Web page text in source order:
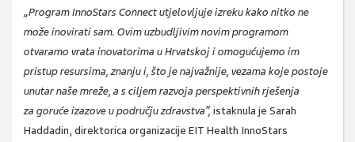
„Program InnoStars Connect utjelovljuje izreku kako nitko ne
može inovirati sam. Ovim uzbudljivim novim programom
otvaramo vrata inovatorima u Hrvatskoj i omogućujemo im
pristup resursima, znanju i, što je najvažnije, vezama koje postoje
unutar naše mreže, a s ciljem razvoja perspektivnih rješenja
za goruće izazove u području zdravstva“,istaknula je Sarah
Haddadin, direktorica organizacije EIT Health InnoStars